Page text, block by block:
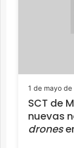
1 de mayo de
SCT de
nuevas
drones